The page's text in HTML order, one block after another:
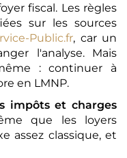
fiscal. Les règles
sur les sources
Public.fr, car un
l'analyse. Mais
: continuer à
en LMNP.
impôts et charges
que les loyers
assez classique, et